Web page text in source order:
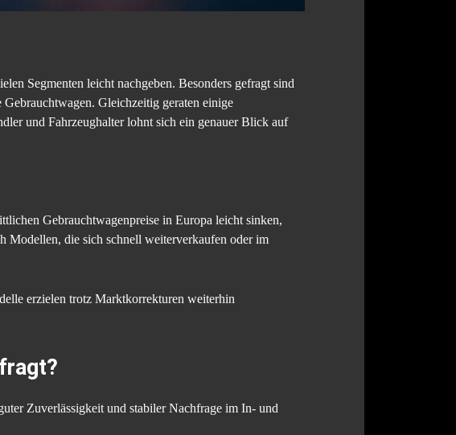
Segmenten leicht nachgeben. Besonders gefragt sind
Gleichzeitig geraten einige
und Fahrzeughalter lohnt sich ein genauer Blick auf
Gebrauchtwagenpreise in Europa leicht sinken,
Modellen, die sich schnell weiterverkaufen oder im
erzielen trotz Marktkorrekturen weiterhin
Zuverlässigkeit und stabiler Nachfrage im In- und